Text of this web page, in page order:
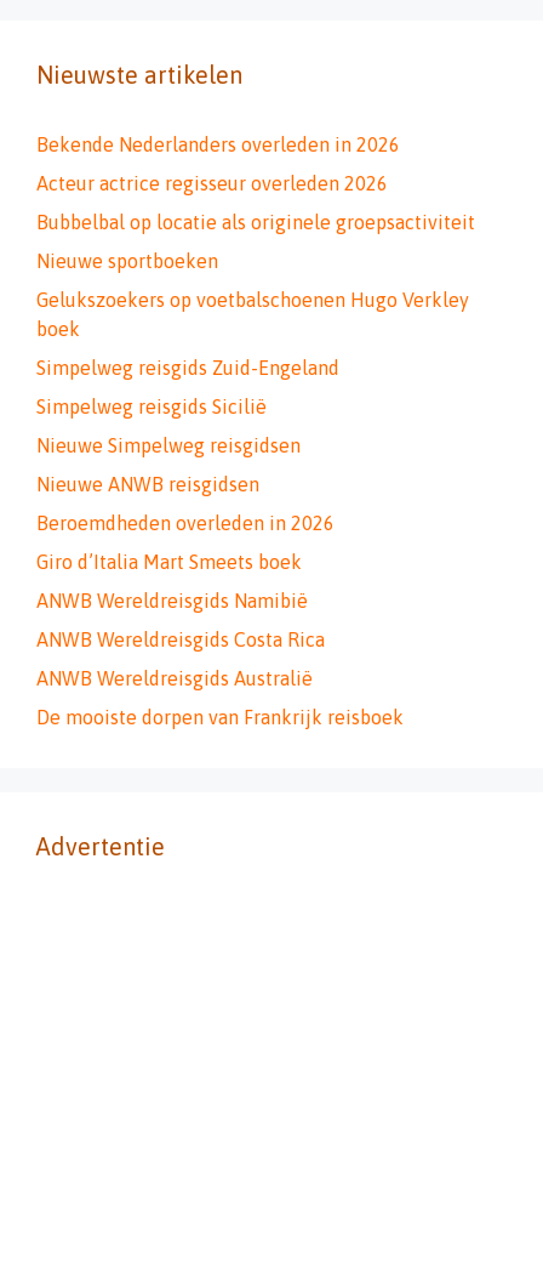
Nieuwste artikelen
Bekende Nederlanders overleden in 2026
Acteur actrice regisseur overleden 2026
Bubbelbal op locatie als originele groepsactiviteit
Nieuwe sportboeken
Gelukszoekers op voetbalschoenen Hugo Verkley
boek
Simpelweg reisgids Zuid-Engeland
Simpelweg reisgids Sicilië
Nieuwe Simpelweg reisgidsen
Nieuwe ANWB reisgidsen
Beroemdheden overleden in 2026
Giro d’Italia Mart Smeets boek
ANWB Wereldreisgids Namibië
ANWB Wereldreisgids Costa Rica
ANWB Wereldreisgids Australië
De mooiste dorpen van Frankrijk reisboek
Advertentie